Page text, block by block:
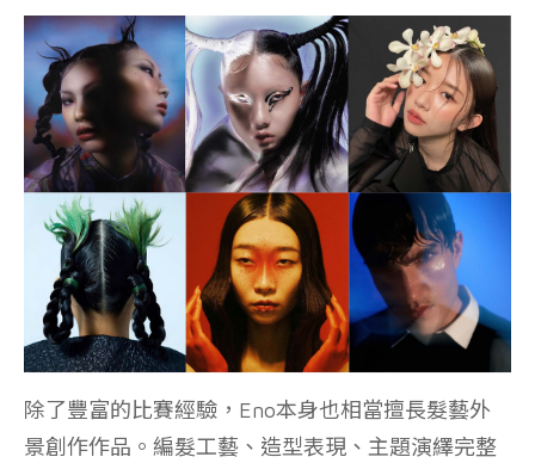
除了豐富的比賽經驗，Eno本身也相當擅長髮藝外
景創作作品。編髮工藝、造型表現、主題演繹完整